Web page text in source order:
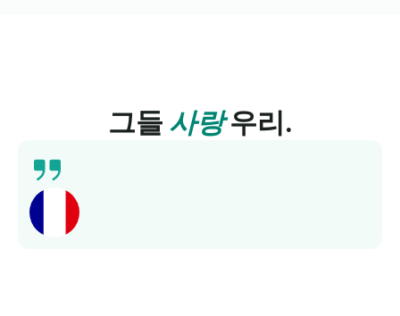
그들 사랑우리.
최근에 Lingua Learn에서 프랑스어 강좌를 이수했는
데, 정말 좋은 경험이었습니다. 체계적으로 잘 짜여져
있고 자료가 흥미진진해서 정말 즐거웠습니다. 추천하